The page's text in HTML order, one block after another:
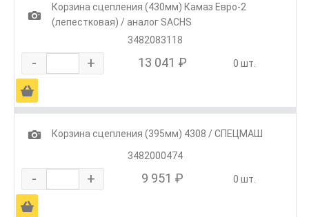
1
Корзина сцепления (430мм) Камаз Евро-2
(лепестковая) / аналог SACHS
3482083118
- + 13 041 ₽ 0 шт.
Ä
1
Корзина сцепления (395мм) 4308 / СПЕЦМАШ
3482000474
- + 9 951 ₽ 0 шт.
Ä